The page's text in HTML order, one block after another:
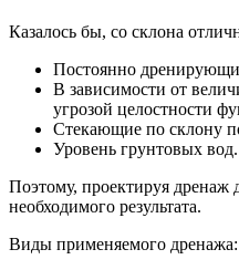
Казалось бы, со склона
Постоянно
В зависимости от
угрозой целостности
Стекающие по склону
Уровень грунтовых
Поэтому, проектируя дренаж
необходимого результата.
Виды применяемого дренажа: